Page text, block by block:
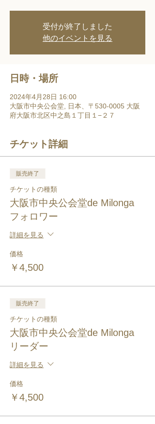
受付が終了しました
他のイベントを見る
日時・場所
2024年4月28日 16:00
大阪市中央公会堂, 日本、〒530-0005 大阪
府大阪市北区中之島１丁目１−２７
チケット詳細
販売終了
チケットの種類
大阪市中央公会堂de Milonga
フォロワー
詳細を見る
価格
￥4,500
販売終了
チケットの種類
大阪市中央公会堂de Milonga
リーダー
詳細を見る
価格
￥4,500